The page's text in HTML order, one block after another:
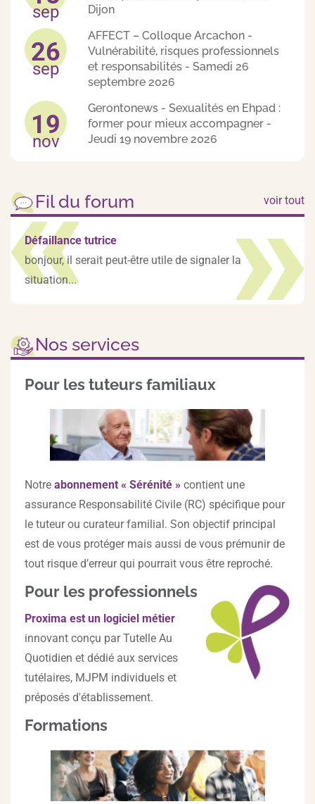
sep
Dijon
26
sep
AFFECT – Colloque Arcachon -
Vulnérabilité, risques professionnels
et responsabilités - Samedi 26
septembre 2026
19
nov
Gerontonews - Sexualités en Ehpad :
former pour mieux accompagner -
Jeudi 19 novembre 2026
Fil du forum voir tout
Défaillance tutrice
bonjour, il serait peut-être utile de signaler la
situation...
Nos services
Pour les tuteurs familiaux
Notre abonnement « Sérénité » contient une
assurance Responsabilité Civile (RC) spécifique pour
le tuteur ou curateur familial. Son objectif principal
est de vous protéger mais aussi de vous prémunir de
tout risque d’erreur qui pourrait vous être reproché.
Pour les professionnels
Proxima est un logiciel métier
innovant conçu par Tutelle Au
Quotidien et dédié aux services
tutélaires, MJPM individuels et
préposés d'établissement.
Formations